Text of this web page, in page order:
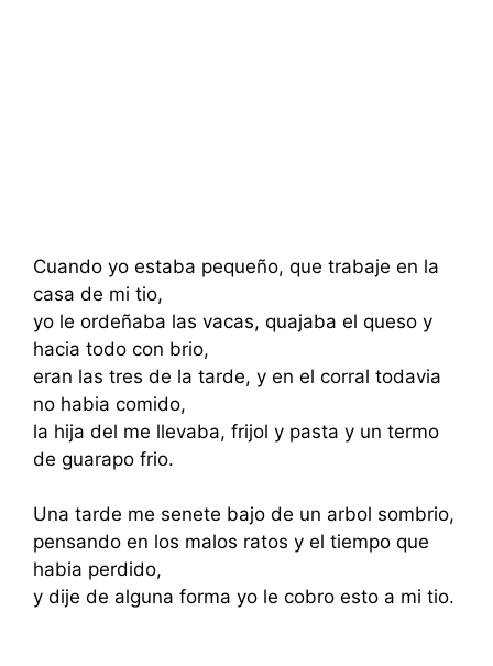
Cuando yo estaba pequeño, que trabaje en la
casa de mi tio,
yo le ordeñaba las vacas, quajaba el queso y
hacia todo con brio,
eran las tres de la tarde, y en el corral todavia
no habia comido,
la hija del me llevaba, frijol y pasta y un termo
de guarapo frio.
Una tarde me senete bajo de un arbol sombrio,
pensando en los malos ratos y el tiempo que
habia perdido,
y dije de alguna forma yo le cobro esto a mi tio.